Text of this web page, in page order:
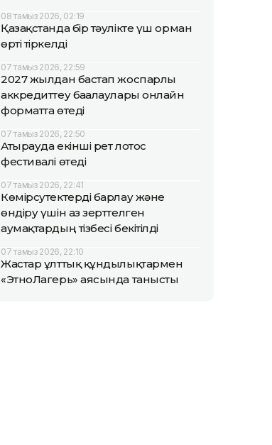
08 тамыз 2026, 02:19
Қазақстанда бір тәулікте үш орман
өрті тіркелді
07 тамыз 2026, 22:59
2027 жылдан бастап жоспарлы
аккредиттеу бағалаулары онлайн
форматта өтеді
07 тамыз 2026, 22:50
Атырауда екінші рет лотос
фестивалі өтеді
07 тамыз 2026, 22:41
Көмірсутектерді барлау және
өндіру үшін аз зерттелген
аумақтардың тізбесі бекітілді
07 тамыз 2026, 22:10
Жастар ұлттық құндылықтармен
«ЭтноЛагерь» аясында танысты